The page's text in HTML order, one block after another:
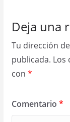
Deja una
Tu dirección
publicada. Los
con *
Comentario *